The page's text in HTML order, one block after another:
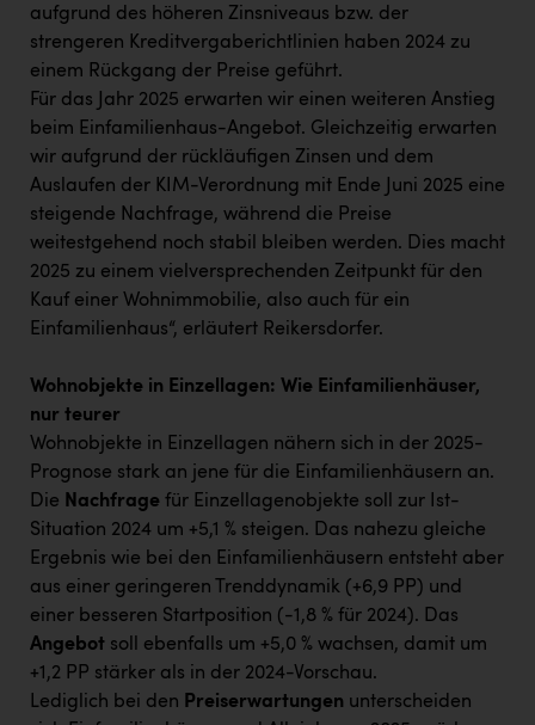
aufgrund des höheren Zinsniveaus bzw. der
strengeren Kreditvergaberichtlinien haben 2024 zu
einem Rückgang der Preise geführt.
Für das Jahr 2025 erwarten wir einen weiteren Anstieg
beim Einfamilienhaus-Angebot. Gleichzeitig erwarten
wir aufgrund der rückläufigen Zinsen und dem
Auslaufen der KIM-Verordnung mit Ende Juni 2025 eine
steigende Nachfrage, während die Preise
weitestgehend noch stabil bleiben werden. Dies macht
2025 zu einem vielversprechenden Zeitpunkt für den
Kauf einer Wohnimmobilie, also auch für ein
Einfamilienhaus“, erläutert Reikersdorfer.
Wohnobjekte in Einzellagen: Wie Einfamilienhäuser,
nur teurer
Wohnobjekte in Einzellagen nähern sich in der 2025-
Prognose stark an jene für die Einfamilienhäusern an.
Die Nachfrage für Einzellagenobjekte soll zur Ist-
Situation 2024 um +5,1 % steigen. Das nahezu gleiche
Ergebnis wie bei den Einfamilienhäusern entsteht aber
aus einer geringeren Trenddynamik (+6,9 PP) und
einer besseren Startposition (-1,8 % für 2024). Das
Angebot soll ebenfalls um +5,0 % wachsen, damit um
+1,2 PP stärker als in der 2024-Vorschau.
Lediglich bei den Preiserwartungen unterscheiden